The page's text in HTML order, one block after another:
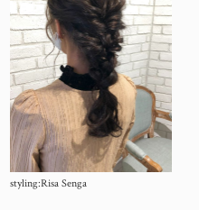
styling:Risa Senga